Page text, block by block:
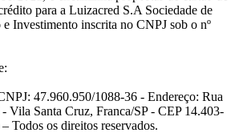
para a Luizacred S.A Sociedade de
Investimento inscrita no CNPJ sob o nº
47.960.950/1088-36 - Endereço: Rua
Vila Santa Cruz, Franca/SP - CEP 14.403-
Todos os direitos reservados.